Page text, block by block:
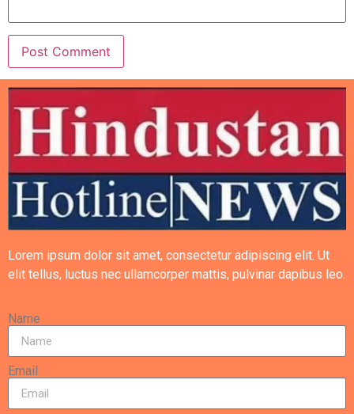
Lorem ipsum dolor sit amet, consectetur adipiscing elit. Ut
elit tellus, luctus nec ullamcorper mattis, pulvinar dapibus leo.
Name
Email